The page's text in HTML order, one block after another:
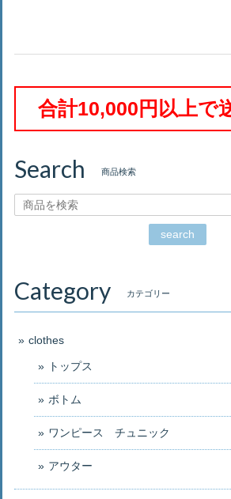
合計10,000円以上で
Search 商品検索
search
Category カテゴリー
clothes
トップス
ボトム
ワンピース チュニック
アウター